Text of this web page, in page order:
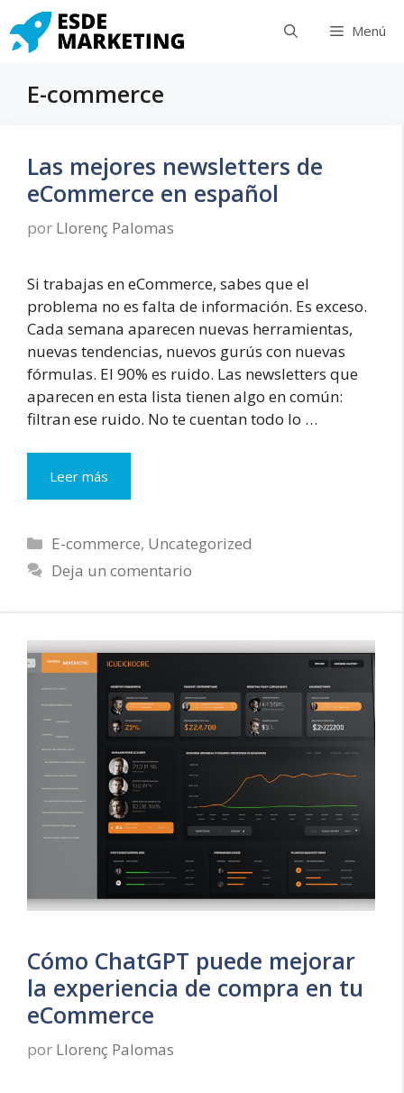
Saltar
al
contenido
Menú
E-commerce
Las mejores newsletters de
eCommerce en español
por Llorenç Palomas
Si trabajas en eCommerce, sabes que el
problema no es falta de información. Es exceso.
Cada semana aparecen nuevas herramientas,
nuevas tendencias, nuevos gurús con nuevas
fórmulas. El 90% es ruido. Las newsletters que
aparecen en esta lista tienen algo en común:
filtran ese ruido. No te cuentan todo lo …
Leer más
mejores
eCommerce
en
Categorías
E-commerce, Uncategorized
Deja un comentario
Cómo ChatGPT puede mejorar
la experiencia de compra en tu
eCommerce
por Llorenç Palomas